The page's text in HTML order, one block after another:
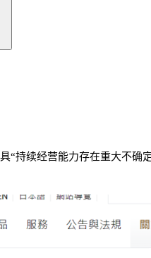
“持续经营能力存在重大不确